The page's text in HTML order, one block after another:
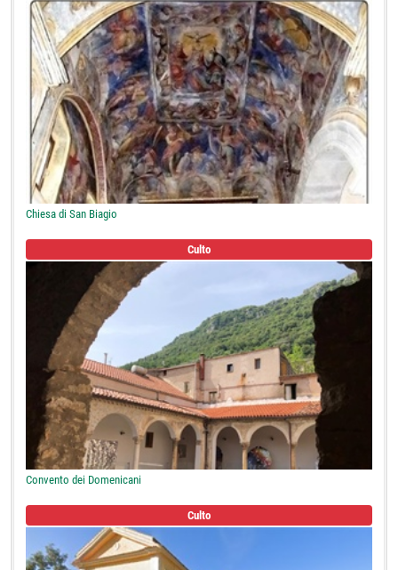
Chiesa di San Biagio
Culto
Convento dei Domenicani
Culto